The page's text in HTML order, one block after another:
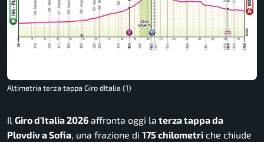
Altimetria terza tappa Giro dItalia (1)
Il Giro d’Italia 2026 affronta oggi la terza tappa da
Plovdiv a Sofia, una frazione di 175 chilometri che chiude